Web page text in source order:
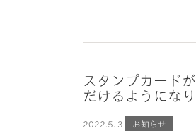
スタンプカード
だけるようになり
2022. 5. 3 お知らせ